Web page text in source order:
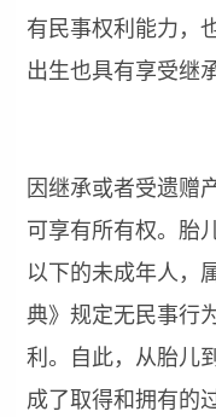
有民事权利能力，
出生也具有享受继
因继承或者受遗赠
可享有所有权。胎
以下的未成年人，
典》规定无民事行
利。自此，从胎儿
成了取得和拥有的